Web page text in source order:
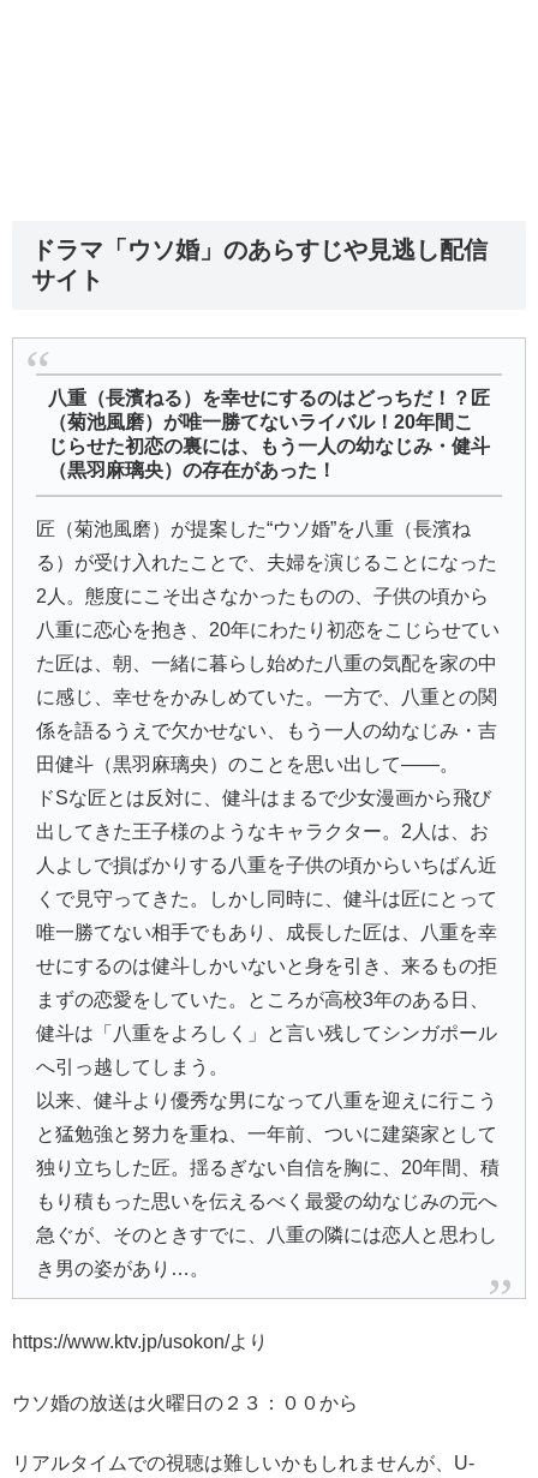
ドラマ「ウソ婚」のあらすじや見逃し配信
サイト
八重（長濱ねる）を幸せにするのはどっちだ！？匠
（菊池風磨）が唯一勝てないライバル！20年間こ
じらせた初恋の裏には、もう一人の幼なじみ・健斗
（黒羽麻璃央）の存在があった！
匠（菊池風磨）が提案した“ウソ婚”を八重（長濱ね
る）が受け入れたことで、夫婦を演じることになった
2人。態度にこそ出さなかったものの、子供の頃から
八重に恋心を抱き、20年にわたり初恋をこじらせてい
た匠は、朝、一緒に暮らし始めた八重の気配を家の中
に感じ、幸せをかみしめていた。一方で、八重との関
係を語るうえで欠かせない、もう一人の幼なじみ・吉
田健斗（黒羽麻璃央）のことを思い出して——。
ドSな匠とは反対に、健斗はまるで少女漫画から飛び
出してきた王子様のようなキャラクター。2人は、お
人よしで損ばかりする八重を子供の頃からいちばん近
くで見守ってきた。しかし同時に、健斗は匠にとって
唯一勝てない相手でもあり、成長した匠は、八重を幸
せにするのは健斗しかいないと身を引き、来るもの拒
まずの恋愛をしていた。ところが高校3年のある日、
健斗は「八重をよろしく」と言い残してシンガポール
へ引っ越してしまう。
以来、健斗より優秀な男になって八重を迎えに行こう
と猛勉強と努力を重ね、一年前、ついに建築家として
独り立ちした匠。揺るぎない自信を胸に、20年間、積
もり積もった思いを伝えるべく最愛の幼なじみの元へ
急ぐが、そのときすでに、八重の隣には恋人と思わし
き男の姿があり…。
https://www.ktv.jp/usokon/より
ウソ婚の放送は火曜日の２３：００から
リアルタイムでの視聴は難しいかもしれませんが、U-